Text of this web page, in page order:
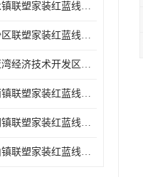
深圳福永镇联塑家装红蓝线管价格 支持送货上门
广州南沙区联塑家装红蓝线管批发 库存充足
惠州大亚湾经济技术开发区联塑PPR热水管公司
深圳西丽镇联塑家装红蓝线管供货商 联塑管道供应
东莞大朗镇联塑家装红蓝线管电话 联塑管道经销商
深圳坪山镇联塑家装红蓝线管型号 来电咨询